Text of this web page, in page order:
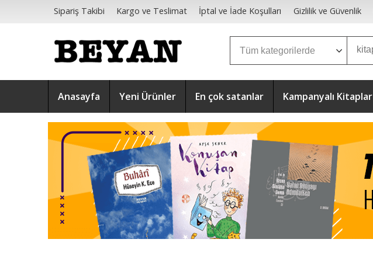
Sipariş Takibi Kargo ve Teslimat İptal ve İade Koşulları Gizlilik ve Güvenlik
Anasayfa Yeni Ürünler En çok satanlar Kampanyalı Kitaplar